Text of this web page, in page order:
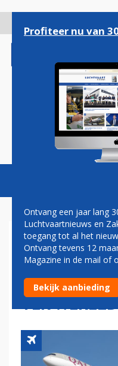
gaan
Magazine
QATAR
ECONOMY
TER WERELD
Profiteer nu van
Ontvang een jaar lang
Luchtvaartnieuws en
toegang tot al het
Ontvang tevens 12
Magazine in de mail of
Bekijk aanbieding